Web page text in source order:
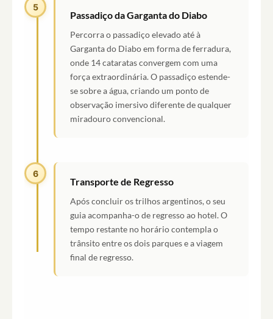
5
Passadiço da Garganta do Diabo
Percorra o passadiço elevado até à
Garganta do Diabo em forma de ferradura,
onde 14 cataratas convergem com uma
força extraordinária. O passadiço estende-
se sobre a água, criando um ponto de
observação imersivo diferente de qualquer
miradouro convencional.
6
Transporte de Regresso
Após concluir os trilhos argentinos, o seu
guia acompanha-o de regresso ao hotel. O
tempo restante no horário contempla o
trânsito entre os dois parques e a viagem
final de regresso.